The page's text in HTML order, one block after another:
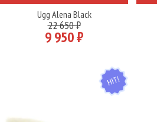
Ugg Alena Black
22 650 ₽
9 950 ₽
HIT